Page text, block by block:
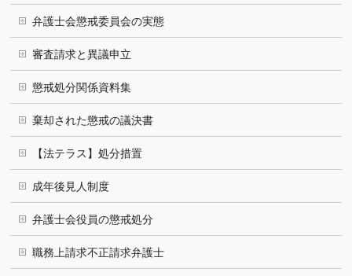
弁護士会懲戒委員会の実態
審査請求と異議申立
懲戒処分関係資料集
棄却された懲戒の議決書
【法テラス】処分措置
成年後見人制度
弁護士会役員の懲戒処分
職務上請求不正請求弁護士